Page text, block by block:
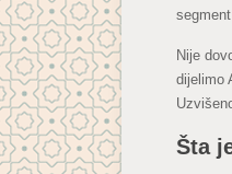
Nije
dijelimo
Šta